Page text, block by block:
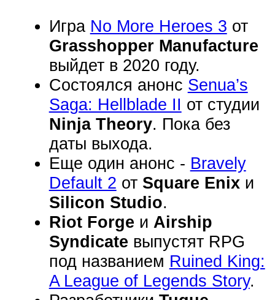
Игра No More Heroes 3 от
Grasshopper Manufacture
выйдет в 2020 году.
Состоялся анонс Senua’s
Saga: Hellblade II от студии
Ninja Theory. Пока без
даты выхода.
Еще один анонс - Bravely
Default 2 от Square Enixи
Silicon Studio.
Riot Forge и Airship
Syndicate выпустят RPG
под названием Ruined King:
A League of Legends Story.